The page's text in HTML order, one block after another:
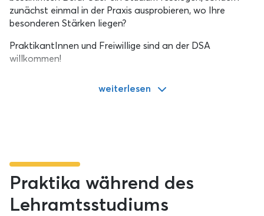
zunächst einmal in der Praxis ausprobieren, wo Ihre
besonderen Stärken liegen?
PraktikantInnen und Freiwillige sind an der DSA
willkommen!
weiterlesen
Praktika während des
Lehramtsstudiums